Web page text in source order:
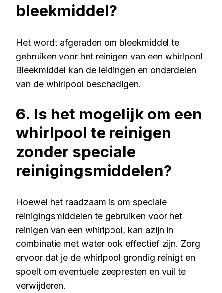
bleekmiddel?
Het wordt afgeraden om bleekmiddel te
gebruiken voor het reinigen van een whirlpool.
Bleekmiddel kan de leidingen en onderdelen
van de whirlpool beschadigen.
6. Is het mogelijk om een
whirlpool te reinigen
zonder speciale
reinigingsmiddelen?
Hoewel het raadzaam is om speciale
reinigingsmiddelen te gebruiken voor het
reinigen van een whirlpool, kan azijn in
combinatie met water ook effectief zijn. Zorg
ervoor dat je de whirlpool grondig reinigt en
spoelt om eventuele zeepresten en vuil te
verwijderen.